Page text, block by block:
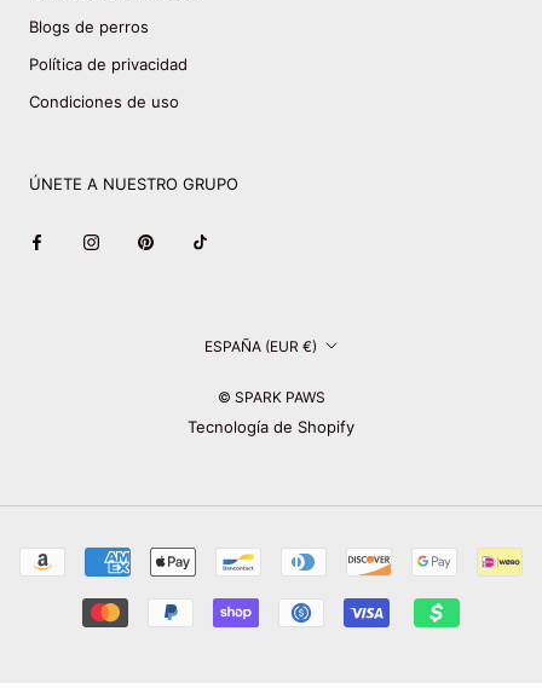
Blogs de perros
Política de privacidad
Condiciones de uso
ÚNETE A NUESTRO GRUPO
País/región ESPAÑA (EUR €)
© SPARK PAWS
Tecnología de Shopify